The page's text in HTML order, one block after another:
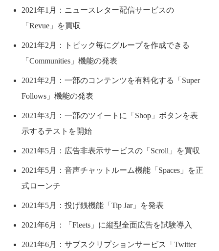
2021年1月：ニュースレター配信サービスの
「Revue」を買収
2021年2月：トピック毎にグループを作成できる
「Communities」機能の発表
2021年2月：一部のコンテンツを有料化する「Super
Follows」機能の発表
2021年3月：一部のツイートに「Shop」ボタンを表
示するテストを開始
2021年5月：広告非表示サービスの「Scroll」を買収
2021年5月：音声チャットルーム機能「Spaces」を正
式ローンチ
2021年5月：投げ銭機能「Tip Jar」を発表
2021年6月：「Fleets」に縦型全面広告を試験導入
2021年6月：サブスクリプションサービス「Twitter